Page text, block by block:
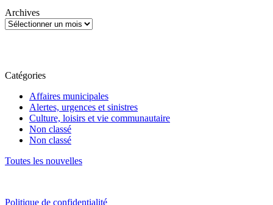
Archives
Catégories
Affaires municipales
Alertes, urgences et sinistres
Culture, loisirs et vie communautaire
Non classé
Non classé
Toutes les nouvelles
Politique de confidentialité